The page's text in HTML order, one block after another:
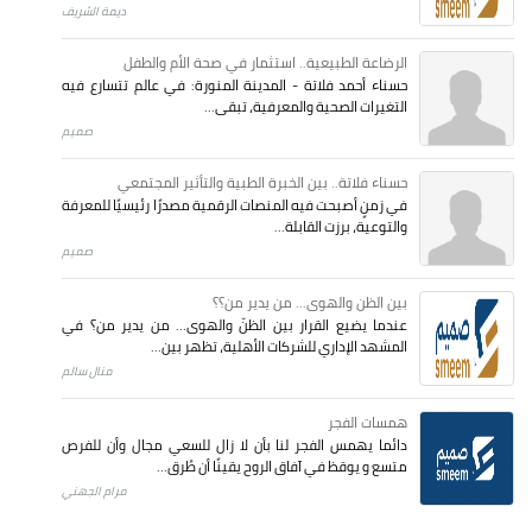
ديمة الشريف
الرضاعة الطبيعية.. استثمار في صحة الأم والطفل
حسناء أحمد فلاتة - المدينة المنورة: في عالم تتسارع فيه
التغيرات الصحية والمعرفية، تبقى...
صميم
حسناء فلاتة.. بين الخبرة الطبية والتأثير المجتمعي
في زمنٍ أصبحت فيه المنصات الرقمية مصدرًا رئيسيًا للمعرفة
والتوعية، برزت القابلة...
صميم
بين الظن والهوى... من يدير من؟؟
عندما يضيع القرار بين الظنّ والهوى… من يدير من؟ في
المشهد الإداري للشركات الأهلية، تظهر بين...
منال سالم
همسات الفجر
دائما يهمس الفجر لنا بأن لا زال للسعي مجال وأن للفرص
متسع و يوقظ في آفاق الروح يقينًا أن طُرق...
مرام الجهني